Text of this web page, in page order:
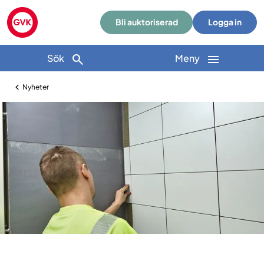
Bli auktoriserad Logga in
Sök Meny
Nyheter